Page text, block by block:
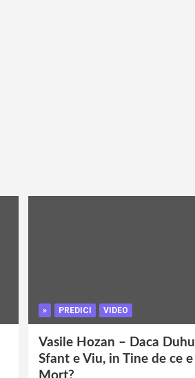
» PREDICI VIDEO
Vasile Hozan – Daca Duhul
Sfant e Viu, in Tine de ce e
Mort?